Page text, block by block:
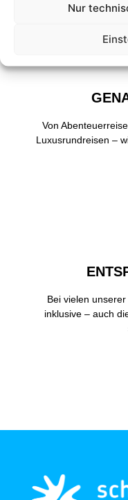
Nur
Von
Luxusrundreisen –
Bei vielen
inklusive – auch